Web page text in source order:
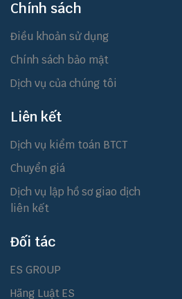
Chính sách
Điều khoản sử dụng
Chính sách bảo mật
Dịch vụ của chúng tôi
Liên kết
Dịch vụ kiểm toán BTCT
Chuyển giá
Dịch vụ lập hồ sơ giao dịch
liên kết
Đối tác
ES GROUP
Hãng Luật ES